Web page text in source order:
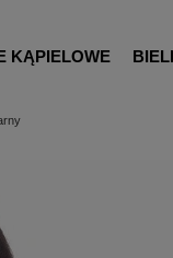
KĄPIELOWE